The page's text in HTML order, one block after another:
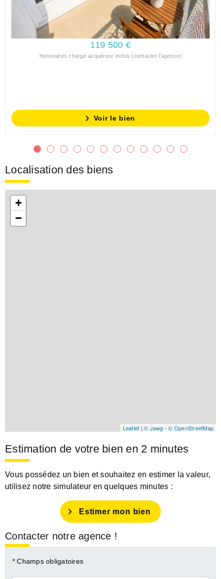
119 500 €
Honoraires charge acquéreur inclus (contacter l'agence)
Voir le bien
Localisation des biens
+
−
Leaflet | © Jawg -© OpenStreetMap
Estimation de votre bien en 2 minutes
Vous possédez un bien et souhaitez en estimer la valeur,
utilisez notre simulateur en quelques minutes :
Estimer mon bien
Contacter notre agence !
* Champs obligatoires